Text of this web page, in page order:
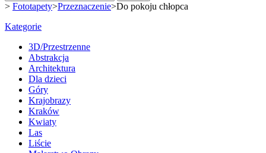
> Fototapety>Przeznaczenie>Do pokoju chłopca
Kategorie
3D/Przestrzenne
Abstrakcja
Architektura
Dla dzieci
Góry
Krajobrazy
Kraków
Kwiaty
Las
Liście